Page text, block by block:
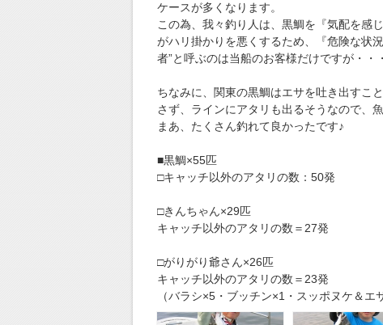
ケースが多くなります。
この為、我々釣り人は、黒鯛を『気配を感
がハリ掛かりを悪くするため、『危険な状
者”と呼ぶのは当船のお客様だけですが・・
ちなみに、関東の黒鯛はエサを吐き出すこ
さず、ラインにアタリも出るそうなので、
まあ、たくさん釣れて良かったです♪
■黒鯛×55匹
□キャッチ以外のアタリの数：50発
□きんちゃん×29匹
キャッチ以外のアタリの数＝27発
□がりがり爺さん×26匹
キャッチ以外のアタリの数＝23発
（バラシ×5・ブッチン×1・スッポヌケ＆エ